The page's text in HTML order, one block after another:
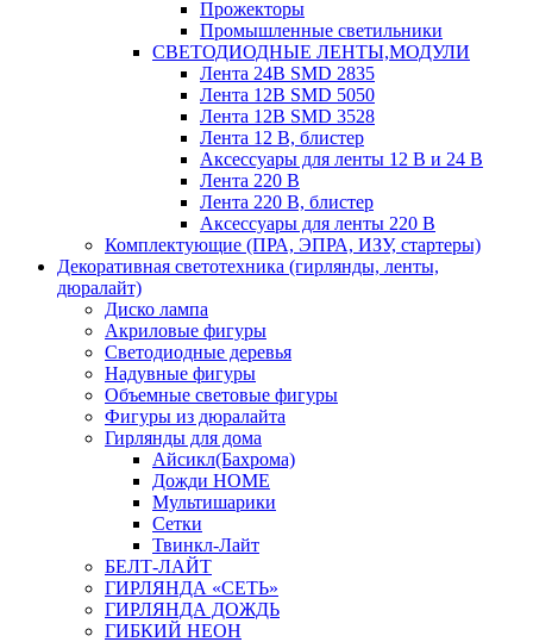
Прожекторы
Промышленные светильники
СВЕТОДИОДНЫЕ ЛЕНТЫ,МОДУЛИ
Лента 24В SMD 2835
Лента 12В SMD 5050
Лента 12В SMD 3528
Лента 12 В, блистер
Аксессуары для ленты 12 В и 24 В
Лента 220 В
Лента 220 В, блистер
Аксессуары для ленты 220 В
Комплектующие (ПРА, ЭПРА, ИЗУ, стартеры)
Декоративная светотехника (гирлянды, ленты,
дюралайт)
Диско лампа
Акриловые фигуры
Светодиодные деревья
Надувные фигуры
Объемные световые фигуры
Фигуры из дюралайта
Гирлянды для дома
Айсикл(Бахрома)
Дожди HOME
Мультишарики
Сетки
Твинкл-Лайт
БЕЛТ-ЛАЙТ
ГИРЛЯНДА «СЕТЬ»
ГИРЛЯНДА ДОЖДЬ
ГИБКИЙ НЕОН